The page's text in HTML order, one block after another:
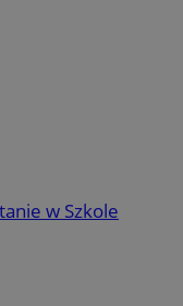
w Szkole